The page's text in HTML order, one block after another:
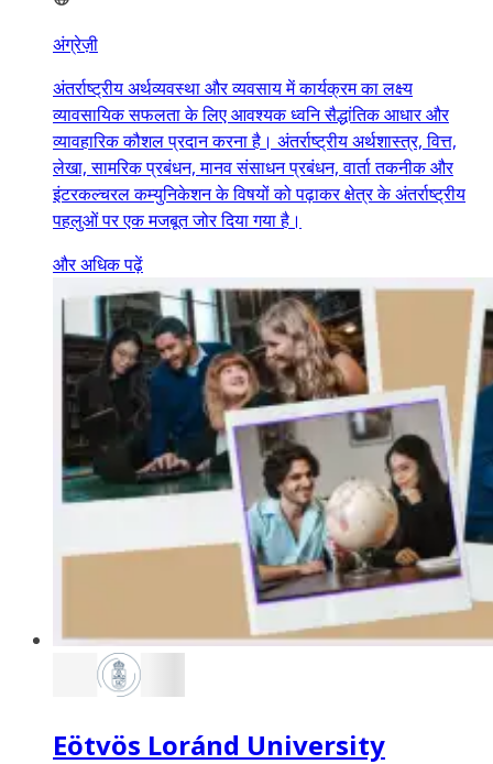
अंग्रेज़ी
अंतर्राष्ट्रीय अर्थव्यवस्था और व्यवसाय में कार्यक्रम का लक्ष्य
व्यावसायिक सफलता के लिए आवश्यक ध्वनि सैद्धांतिक आधार और
व्यावहारिक कौशल प्रदान करना है। अंतर्राष्ट्रीय अर्थशास्त्र, वित्त,
लेखा, सामरिक प्रबंधन, मानव संसाधन प्रबंधन, वार्ता तकनीक और
इंटरकल्चरल कम्युनिकेशन के विषयों को पढ़ाकर क्षेत्र के अंतर्राष्ट्रीय
पहलुओं पर एक मजबूत जोर दिया गया है।
और अधिक पढ़ें
Eötvös Loránd University